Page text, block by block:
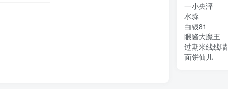
一小央泽
水淼
白银81
眼酱大魔王
过期米线线喵
面饼仙儿